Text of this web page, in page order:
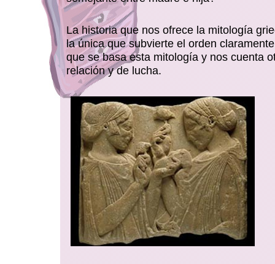
La historia que nos ofrece la mitología
la única que subvierte el orden
que se basa esta mitología y nos cuenta
relación y de lucha.